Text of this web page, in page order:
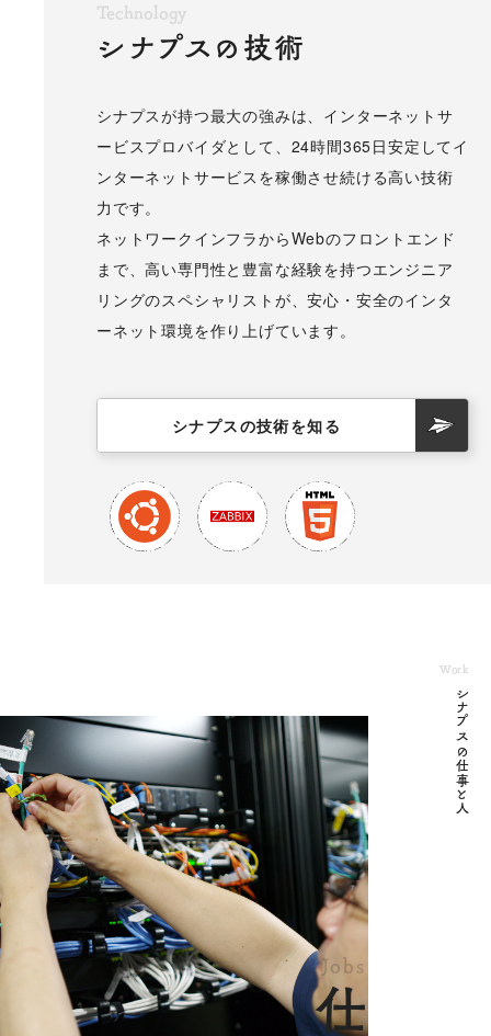
Technology
シナプスの技術
シナプスが持つ最大の強みは、インターネットサ
ービスプロバイダとして、24時間365日安定してイ
ンターネットサービスを稼働させ続ける高い技術
力です。
ネットワークインフラからWebのフロントエンド
まで、高い専門性と豊富な経験を持つエンジニア
リングのスペシャリストが、安心・安全のインタ
ーネット環境を作り上げています。
シナプスの技術を知る
Work
シナプスの仕事と人
Jobs